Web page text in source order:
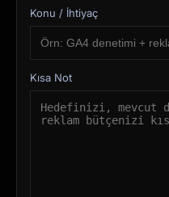
Konu / İhtiyaç
Kısa Not